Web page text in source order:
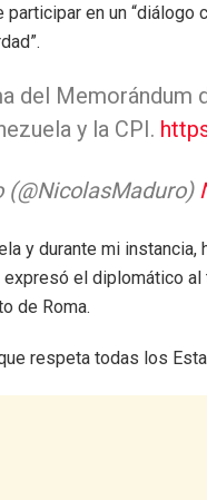
participar en un
del Memorándum
y la CPI.
y durante mi
el diplomático
de Roma.
respeta todas los